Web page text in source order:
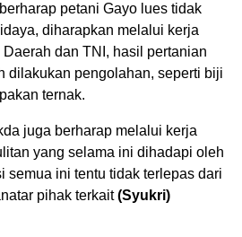
petani Gayo lues tidak
diharapkan melalui kerja
dan TNI, hasil pertanian
dilakukan pengolahan, seperti biji
ternak.
juga berharap melalui kerja
yang selama ini dihadapi oleh
semua ini tentu tidak terlepas dari
pihak terkait(Syukri)